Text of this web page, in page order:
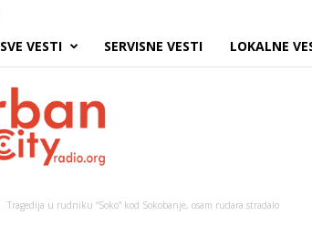
SVE VESTI SERVISNE VESTI LOKALNE
Tragedija u rudniku “Soko” kod Sokobanje, osam rudara stradalo